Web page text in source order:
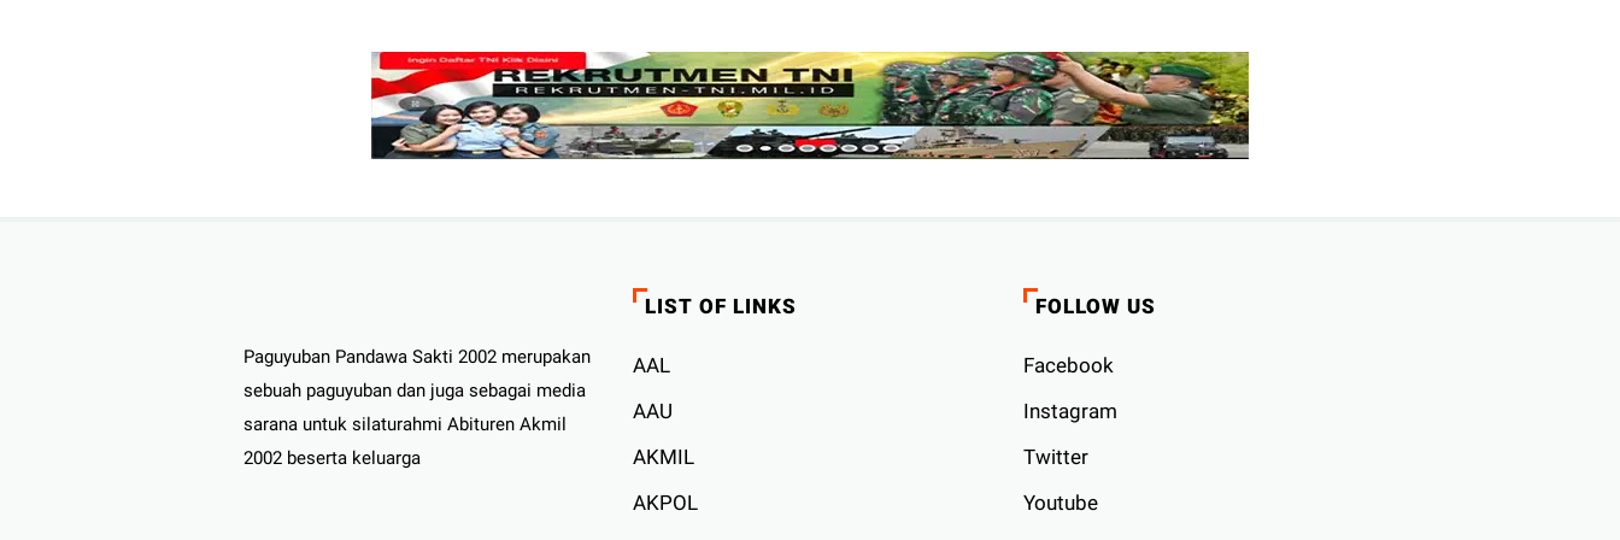
Paguyuban Pandawa Sakti 2002 merupakan
sebuah paguyuban dan juga sebagai media
sarana untuk silaturahmi Abituren Akmil
2002 beserta keluarga
LIST OF LINKS
AAL
AAU
AKMIL
AKPOL
FOLLOW US
Facebook
Instagram
Twitter
Youtube